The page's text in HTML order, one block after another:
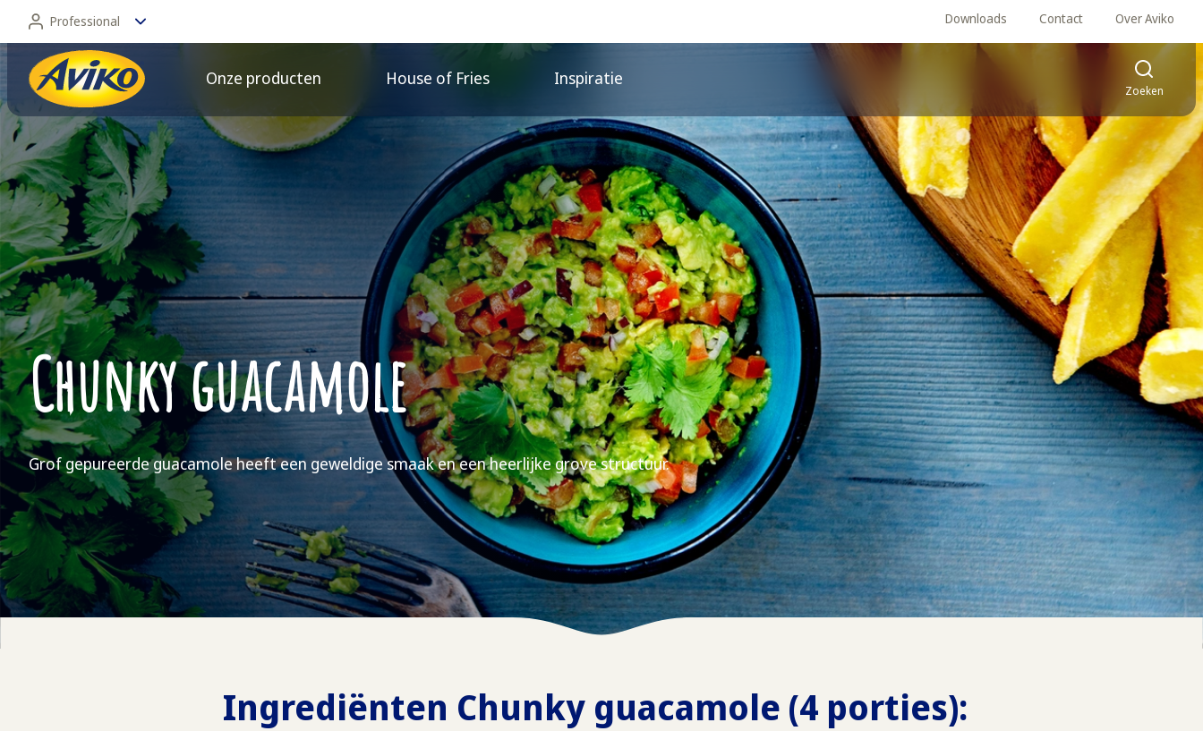
Professional
Professional
Consument
Downloads Contact Over Aviko
Onze producten House of Fries Inspiratie
Zoeken
Chunky guacamole
Grof gepureerde guacamole heeft een geweldige smaak en een heerlijke grove structuur.
Ingrediënten Chunky guacamole (4 porties):